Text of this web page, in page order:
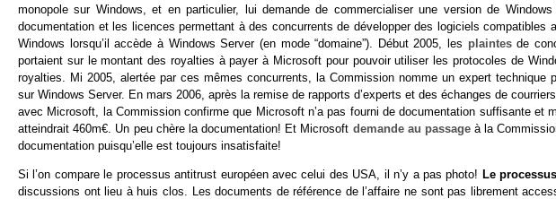
monopole sur Windows, et en particulier, lui demande de commercialiser une version de
documentation et les licences permettant à des concurrents de développer des logiciels compatibles
Windows lorsqu’il accède à Windows Server (en mode “domaine”). Début 2005, les plaintesde
portaient sur le montant des royalties à payer à Microsoft pour pouvoir utiliser les protocoles de
royalties. Mi 2005, alertée par ces mêmes concurrents, la Commission nomme un expert technique
sur Windows Server. En mars 2006, après la remise de rapports d’experts et des échanges de
avec Microsoft, la Commission confirme que Microsoft n’a pas fourni de documentation suffisante et
atteindrait 460m€. Un peu chère la documentation! Et Microsoft demande au passageà la
documentation puisqu’elle est toujours insatisfaite!
Si l’on compare le processus antitrust européen avec celui des USA, il n’y a pas photo! Le
discussions ont lieu à huis clos. Les documents de référence de l’affaire ne sont pas librement